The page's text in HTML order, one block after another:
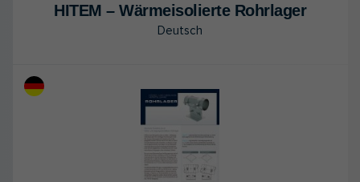
HITEM – Wär­me­iso­lier­te Rohr­la­ger
Deutsch